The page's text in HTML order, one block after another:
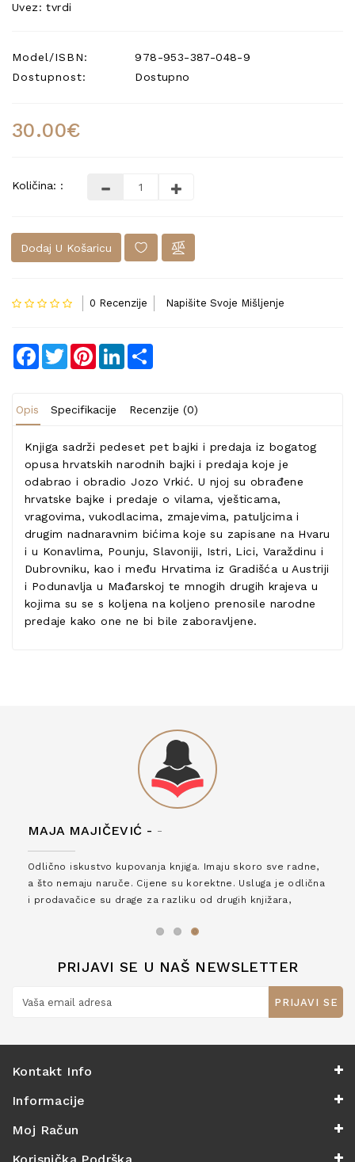
Uvez: tvrdi
Model/ISBN:
978-953-387-048-9
Dostupnost:
Dostupno
30.00€
Količina: :
Dodaj U Košaricu
0 Recenzije Napišite Svoje Mišljenje
Facebook
TwitterPinterestLinkedIn
Opis Specifikacije Recenzije (0)
Knjiga sadrži pedeset pet bajki i predaja iz bogatog
opusa hrvatskih narodnih bajki i predaja koje je
odabrao i obradio Jozo Vrkić. U njoj su obrađene
hrvatske bajke i predaje o vilama, vješticama,
vragovima, vukodlacima, zmajevima, patuljcima i
drugim nadnaravnim bićima koje su zapisane na Hvaru
i u Konavlima, Pounju, Slavoniji, Istri, Lici, Varaždinu i
Dubrovniku, kao i među Hrvatima iz Gradišća u Austriji
i Podunavlja u Mađarskoj te mnogih drugih krajeva u
kojima su se s koljena na koljeno prenosile narodne
predaje kako one ne bi bile zaboravljene.
MAJA MAJIČEVIĆ - -
Odlično iskustvo kupovanja knjiga. Imaju skoro sve radne,
a što nemaju naruče. Cijene su korektne. Usluga je odlična
i prodavačice su drage za razliku od drugih knjižara,
PRIJAVI SE U NAŠ NEWSLETTER
PRIJAVI SE
Kontakt Info
Informacije
Moj Račun